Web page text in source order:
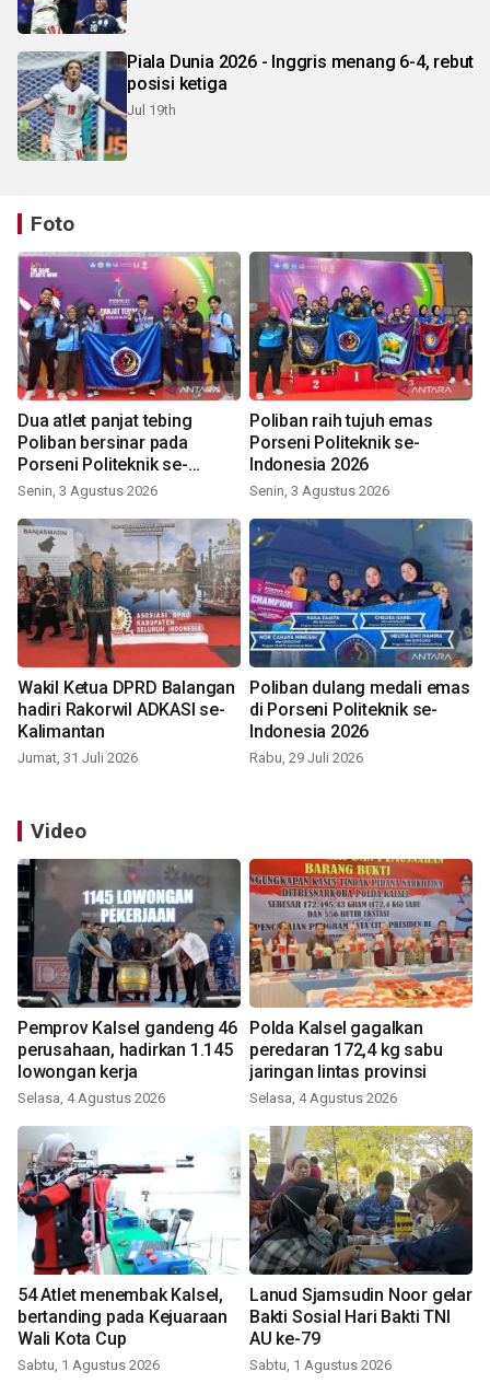
Piala Dunia 2026 - Inggris menang 6-4, rebut
posisi ketiga
Jul 19th
Foto
Dua atlet panjat tebing
Poliban bersinar pada
Porseni Politeknik se-
Indonesia 2026
Senin, 3 Agustus 2026
Poliban raih tujuh emas
Porseni Politeknik se-
Indonesia 2026
Senin, 3 Agustus 2026
Wakil Ketua DPRD Balangan
hadiri Rakorwil ADKASI se-
Kalimantan
Jumat, 31 Juli 2026
Poliban dulang medali emas
di Porseni Politeknik se-
Indonesia 2026
Rabu, 29 Juli 2026
Video
Pemprov Kalsel gandeng 46
perusahaan, hadirkan 1.145
lowongan kerja
Selasa, 4 Agustus 2026
Polda Kalsel gagalkan
peredaran 172,4 kg sabu
jaringan lintas provinsi
Selasa, 4 Agustus 2026
54 Atlet menembak Kalsel,
bertanding pada Kejuaraan
Wali Kota Cup
Sabtu, 1 Agustus 2026
Lanud Sjamsudin Noor gelar
Bakti Sosial Hari Bakti TNI
AU ke-79
Sabtu, 1 Agustus 2026